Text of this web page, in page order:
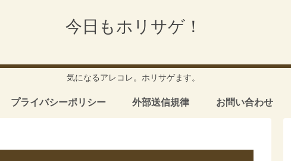
今日もホリサゲ！
気になるアレコレ。ホリサゲます。
プライバシーポリシー 外部送信規律 お問い合わせ